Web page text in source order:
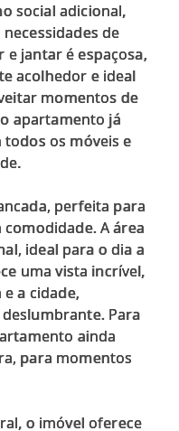
social adicional,
de
e jantar é espaçosa,
acolhedor e ideal
momentos de
apartamento já
os móveis e
perfeita para
A área
ideal para o dia a
uma vista incrível,
a cidade,
Para
ainda
para momentos
o imóvel oferece